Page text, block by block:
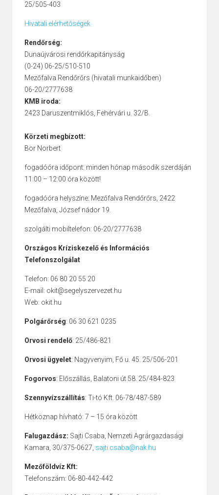
25/505-403
Hivatali elérhetőségek
Rendőrség:
Dunaújvárosi rendőrkapitányság
(0-24) 06-25/510-510
Mezőfalva Rendőrőrs (hivatali munkaidőben)
06-20/2777638
KMB iroda:
2423 Daruszentmiklós, Fehérvári u. 32/B.
Körzeti megbízott:
Bor Norbert
fogadóóra időpont: minden hónap második szerdáján
11:00 – 12:00 óra között!
fogadóóra helyszíne: Mezőfalva Rendőrőrs, 2422
Mezőfalva, József nádor 19.
szolgálti mobiltelefon: 06-20/2777638
Országos Kríziskezelő és Információs
Telefonszolgálat
Telefon: 06 80 20 55 20
E-mail: okit@segelyszervezet.hu
Web: okit.hu
Polgárőrség: 06 30 621 0235
Orvosi rendelő: 25/486-821
Orvosi ügyelet: Nagyvenyim, Fő u. 45. 25/506-201
Fogorvos: Előszállás, Balatoni út 58. 25/484-823
Szennyvízszállítás: Ti-tó Kft. 06-78/487-589
Hétköznap hívható: 7 – 15 óra között
Falugazdász: Sajti Csaba, Nemzeti Agrárgazdasági
Kamara, 30/375-0627, sajti.csaba@nak.hu
Mezőföldvíz Kft:
Telefonszám: 06-80-442-442